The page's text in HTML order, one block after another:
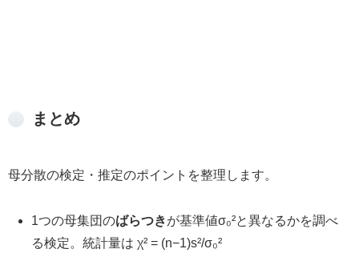
まとめ
母分散の検定・推定のポイントを整理します。
1つの母集団のばらつきが基準値σ₀²と異なるかを調べ
る検定。統計量は χ² = (n−1)s²/σ₀²